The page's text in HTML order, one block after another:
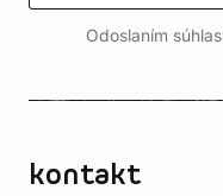
Odoslaním
kontakt